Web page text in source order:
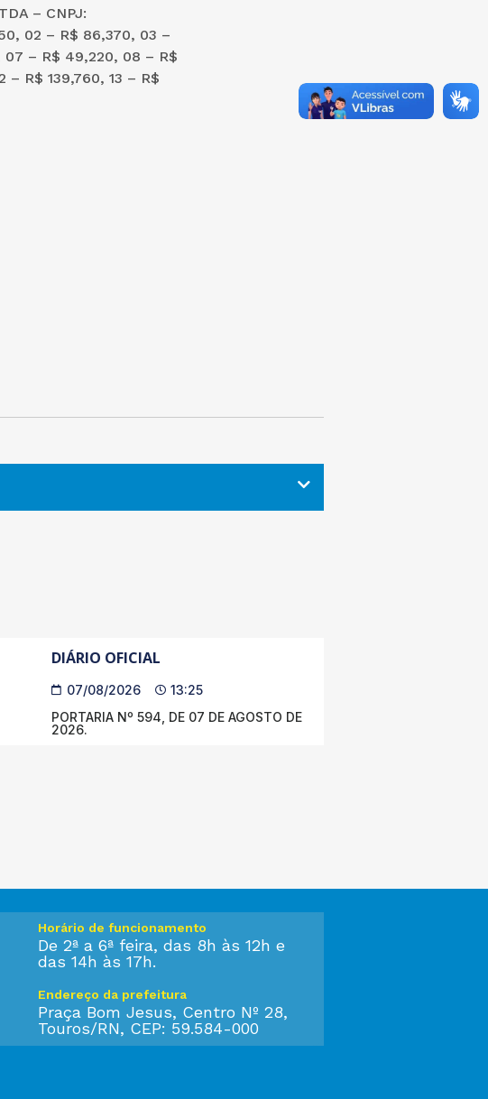
– CNPJ:
02 – R$ 86,370, 03 –
07 – R$ 49,220, 08 – R$
– R$ 139,760, 13 – R$
DIÁRIO OFICIAL
07/08/2026
13:25
PORTARIA Nº 594, DE 07 DE AGOSTO DE
2026.
Horário de funcionamento
De 2ª a 6ª feira, das 8h às 12h e
das 14h às 17h.
Endereço da prefeitura
Praça Bom Jesus, Centro Nº 28,
Touros/RN, CEP: 59.584-000